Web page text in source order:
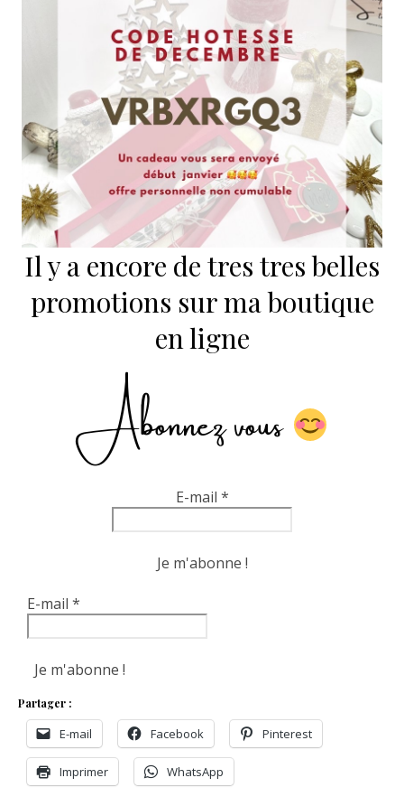
Il y a encore de tres tres belles
promotions sur ma boutique
en ligne
Abonnez vous
E-mail *
E-mail *
Partager :
E-mail Facebook Pinterest
Imprimer WhatsApp